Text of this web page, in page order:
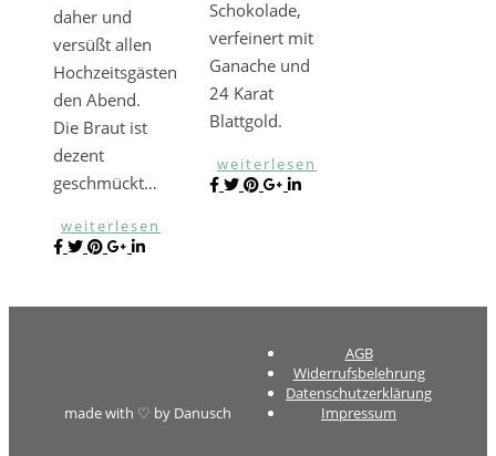
daher und
versüßt allen
Hochzeitsgästen
den Abend.
Die Braut ist
dezent
geschmückt…
weiterlesen
Schokolade,
verfeinert mit
Ganache und
24 Karat
Blattgold.
weiterlesen
made with ♡ by Danusch
AGB
Widerrufsbelehrung
Datenschutzerklärung
Impressum